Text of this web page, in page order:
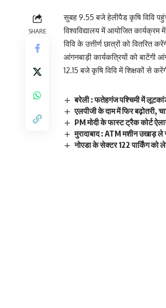
SHARE
सुबह 9.55 बजे हेलीपैड कृषि विवि
विश्वविद्यालय में आयोजित कार्यक्रम में
विवि के उत्तीर्ण छात्रों को वितरित
आंगनबाड़ी कार्यकत्रियों को बाटेंगी
12.15 बजे कृषि विवि में शिक्षकों से
बरेली : फतेहगंज पश्चिमी में
एलपीजी के दाम में फिर बढ़ोतरी,
PM मोदी के फास्ट ट्रैक कोर्ट
मुरादाबाद : ATM मशीन उखाड़
नोएडा के सेक्टर 122 पार्किंग को